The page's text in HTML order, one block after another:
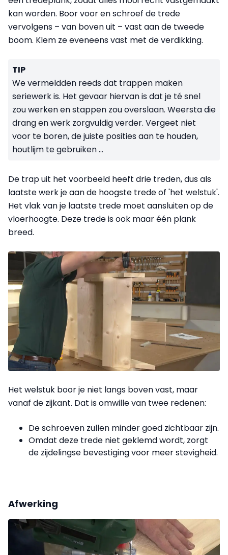
kan worden. Boor voor en schroef de trede
vervolgens – van boven uit – vast aan de tweede
boom. Klem ze eveneens vast met de verdikking.
TIP
We vermeldden reeds dat trappen maken
seriewerk is. Het gevaar hiervan is dat je té snel
zou werken en stappen zou overslaan. Weersta die
drang en werk zorgvuldig verder. Vergeet niet
voor te boren, de juiste posities aan te houden,
houtlijm te gebruiken ...
De trap uit het voorbeeld heeft drie treden, dus als
laatste werk je aan de hoogste trede of 'het welstuk'.
Het vlak van je laatste trede moet aansluiten op de
vloerhoogte. Deze trede is ook maar één plank
breed.
Het welstuk boor je niet langs boven vast, maar
vanaf de zijkant. Dat is omwille van twee redenen:
De schroeven zullen minder goed zichtbaar zijn.
Omdat deze trede niet geklemd wordt, zorgt
de zijdelingse bevestiging voor meer stevigheid.
Afwerking